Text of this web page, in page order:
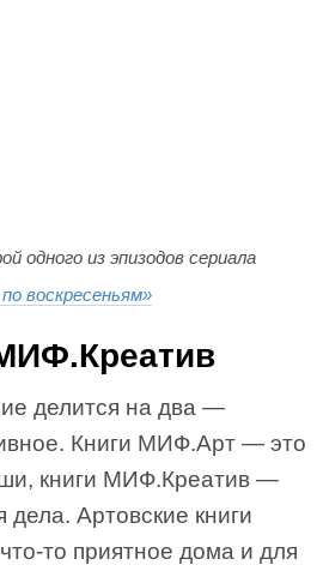
одного из эпизодов сериала
воскресеньям»
делится на два —
Книги МИФ.Арт — это
книги МИФ.Креатив —
дела. Артовские книги
то приятное дома и для